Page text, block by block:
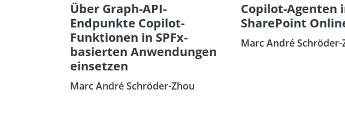
Über Graph-API-
Endpunkte Copilot-
Funktionen in SPFx-
basierten Anwendungen
einsetzen
Marc André Schröder-Zhou
Copilot-Agenten
SharePoint
Marc André Schröder-